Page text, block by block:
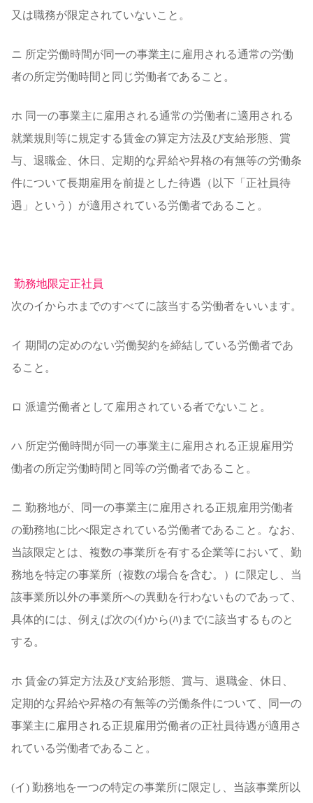
又は職務が限定されていないこと。
ニ 所定労働時間が同一の事業主に雇用される通常の労働
者の所定労働時間と同じ労働者であること。
ホ 同一の事業主に雇用される通常の労働者に適用される
就業規則等に規定する賃金の算定方法及び支給形態、賞
与、退職金、休日、定期的な昇給や昇格の有無等の労働条
件について長期雇用を前提とした待遇（以下「正社員待
遇」という）が適用されている労働者であること。
勤務地限定正社員
次のイからホまでのすべてに該当する労働者をいいます。
イ 期間の定めのない労働契約を締結している労働者であ
ること。
ロ 派遣労働者として雇用されている者でないこと。
ハ 所定労働時間が同一の事業主に雇用される正規雇用労
働者の所定労働時間と同等の労働者であること。
ニ 勤務地が、同一の事業主に雇用される正規雇用労働者
の勤務地に比べ限定されている労働者であること。なお、
当該限定とは、複数の事業所を有する企業等において、勤
務地を特定の事業所（複数の場合を含む。）に限定し、当
該事業所以外の事業所への異動を行わないものであって、
具体的には、例えば次の(ｲ)から(ﾊ)までに該当するものと
する。
ホ 賃金の算定方法及び支給形態、賞与、退職金、休日、
定期的な昇給や昇格の有無等の労働条件について、同一の
事業主に雇用される正規雇用労働者の正社員待遇が適用さ
れている労働者であること。
(イ) 勤務地を一つの特定の事業所に限定し、当該事業所以